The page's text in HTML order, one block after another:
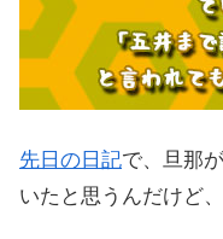
先日の日記で、旦那が
いたと思うんだけど